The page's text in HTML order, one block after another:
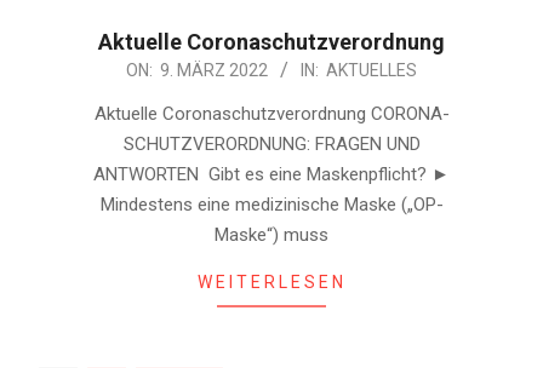
Aktuelle Coronaschutzverordnung
ON: 9. MÄRZ 2022 IN: AKTUELLES
Aktuelle Coronaschutzverordnung CORONA-
SCHUTZVERORDNUNG: FRAGEN UND
ANTWORTEN Gibt es eine Maskenpflicht? ►
Mindestens eine medizinische Maske („OP-
Maske“) muss
WEITERLESEN